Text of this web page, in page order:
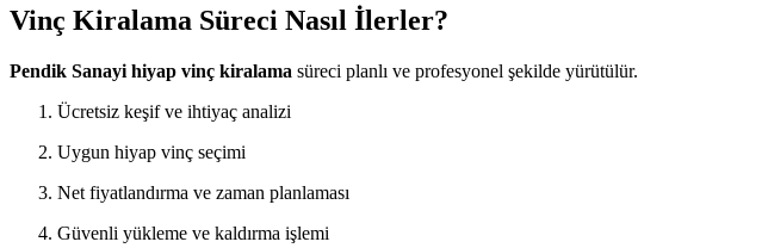
Vinç Kiralama Süreci Nasıl İlerler?
Pendik Sanayi hiyap vinç kiralama süreci planlı ve profesyonel şekilde yürütülür.
Ücretsiz keşif ve ihtiyaç analizi
Uygun hiyap vinç seçimi
Net fiyatlandırma ve zaman planlaması
Güvenli yükleme ve kaldırma işlemi